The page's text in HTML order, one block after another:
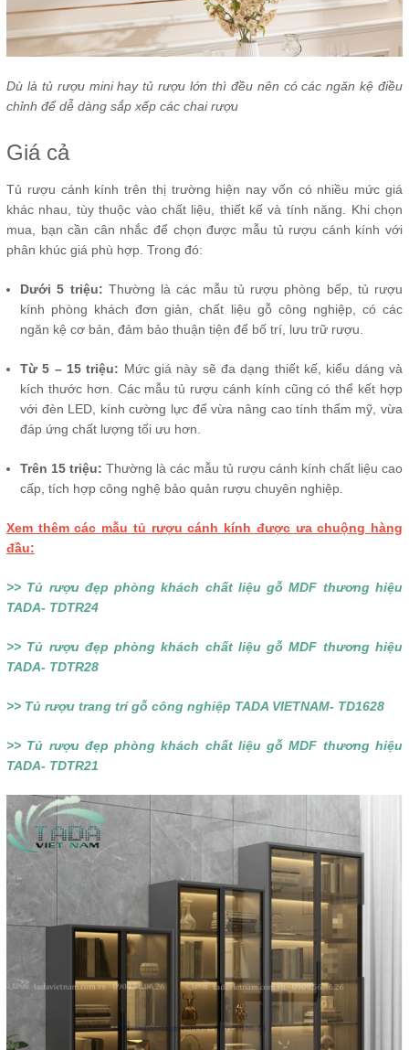
Dù là tủ rượu mini hay tủ rượu lớn thì đều nên có các ngăn kệ điều
chỉnh để dễ dàng sắp xếp các chai rượu
Giá cả
Tủ rượu cánh kính trên thị trường hiện nay vốn có nhiều mức giá
khác nhau, tùy thuộc vào chất liệu, thiết kế và tính năng. Khi chọn
mua, bạn cần cân nhắc để chọn được mẫu tủ rượu cánh kính với
phân khúc giá phù hợp. Trong đó:
Dưới 5 triệu: Thường là các mẫu tủ rượu phòng bếp, tủ rượu
kính phòng khách đơn giản, chất liệu gỗ công nghiệp, có các
ngăn kệ cơ bản, đảm bảo thuận tiện để bố trí, lưu trữ rượu.
Từ 5 – 15 triệu: Mức giá này sẽ đa dạng thiết kế, kiểu dáng và
kích thước hơn. Các mẫu tủ rượu cánh kính cũng có thể kết hợp
với đèn LED, kính cường lực để vừa nâng cao tính thẩm mỹ, vừa
đáp ứng chất lượng tối ưu hơn.
Trên 15 triệu: Thường là các mẫu tủ rượu cánh kính chất liệu cao
cấp, tích hợp công nghệ bảo quản rượu chuyên nghiệp.
Xem thêm các mẫu tủ rượu cánh kính được ưa chuộng hàng
đầu:
>> Tủ rượu đẹp phòng khách chất liệu gỗ MDF thương hiệu
TADA- TDTR24
>> Tủ rượu đẹp phòng khách chất liệu gỗ MDF thương hiệu
TADA- TDTR28
>> Tủ rượu trang trí gỗ công nghiệp TADA VIETNAM- TD1628
>> Tủ rượu đẹp phòng khách chất liệu gỗ MDF thương hiệu
TADA- TDTR21